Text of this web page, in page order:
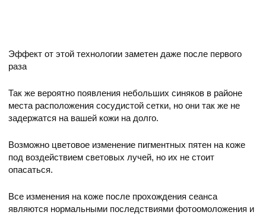
Эффект от этой технологии заметен даже после первого
раза
Так же вероятно появления небольших синяков в районе
места расположения сосудистой сетки, но они так же не
задержатся на вашей кожи на долго.
Возможно цветовое изменение пигментных пятен на коже
под воздействием световых лучей, но их не стоит
опасаться.
Все изменения на коже после прохождения сеанса
являются нормальными последствиями фотоомоложения и